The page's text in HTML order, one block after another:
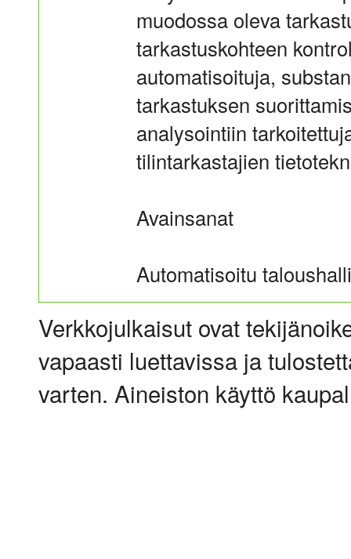
muodossa oleva
tarkastuskohteen
automatisoituja,
tarkastuksen
analysointiin
tilintarkastajien
Avainsanat
Automatisoitu
Verkkojulkaisut ovat
vapaasti luettavissa ja
varten. Aineiston käyttö